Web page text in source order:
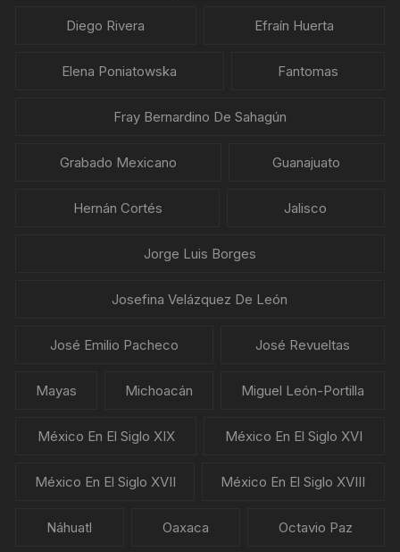
Diego Rivera Efraín Huerta
Elena Poniatowska Fantomas
Fray Bernardino De Sahagún
Grabado Mexicano Guanajuato
Hernán Cortés Jalisco
Jorge Luis Borges
Josefina Velázquez De León
José Emilio Pacheco José Revueltas
Mayas Michoacán Miguel León-Portilla
México En El Siglo XIX México En El Siglo XVI
México En El Siglo XVII México En El Siglo XVIII
Náhuatl Oaxaca Octavio Paz